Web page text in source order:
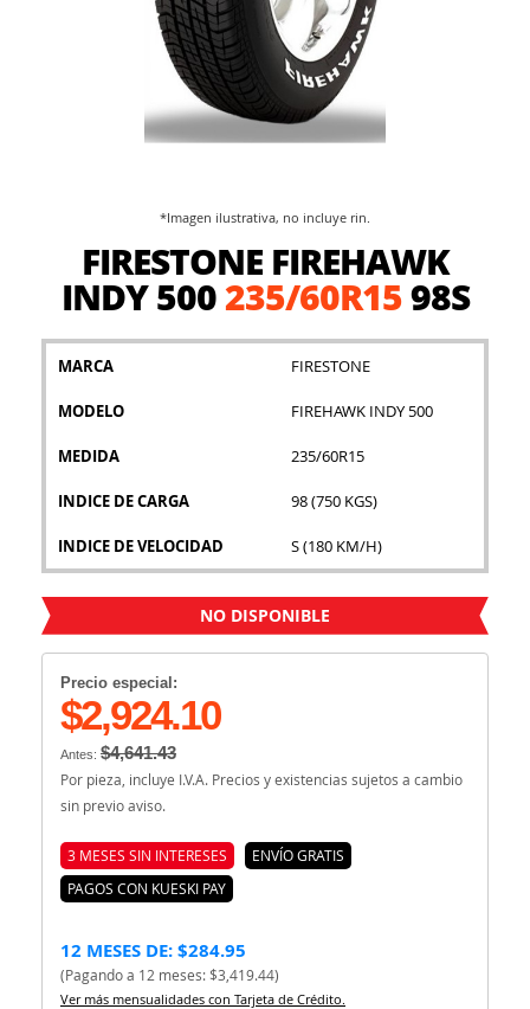
FIRESTONE FIREHAWK
INDY 500235/60R1598S
MARCA FIRESTONE
MODELO FIREHAWK INDY 500
MEDIDA 235/60R15
INDICE DE CARGA 98 (750 KGS)
INDICE DE VELOCIDAD S (180 KM/H)
NO DISPONIBLE
Precio especial:
$2,924.10
Antes: $4,641.43
Por pieza, incluye I.V.A. Precios y existencias sujetos a cambio
sin previo aviso.
3 MESES SIN INTERESES
ENVÍO GRATIS
PAGOS CON KUESKI PAY
12 MESES DE: $284.95
(Pagando a 12 meses: $3,419.44)
Ver más mensualidades con Tarjeta de Crédito.
*Imagen ilustrativa, no incluye rin.
comienzo
galería
imágenes